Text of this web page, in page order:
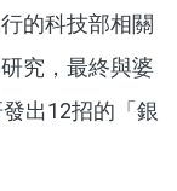
的科技部相關
究，最終與婆
出12招的「銀